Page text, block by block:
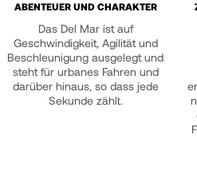
ABENTEUER UND CHARAKTER
Das Del Mar ist auf
Geschwindigkeit, Agilität und
Beschleunigung ausgelegt und
steht für urbanes Fahren und
darüber hinaus, so dass jede
Sekunde zählt.